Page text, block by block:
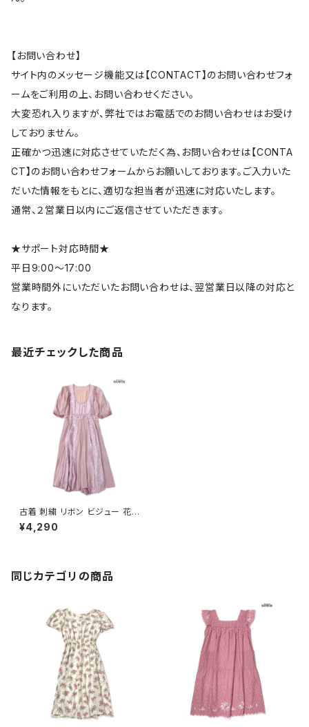
【お問い合わせ】
サイト内のメッセージ機能又は【CONTACT】のお問い合わせフォ
ームをご利用の上、お問い合わせください。
大変恐れ入りますが、弊社ではお電話でのお問い合わせはお受け
しておりません。
正確かつ迅速に対応させていただく為、お問い合わせは【CONTA
CT】のお問い合わせフォームからお願いしております。ご入力いた
だいた情報をもとに、適切な担当者が迅速に対応いたします。
通常、２営業日以内にご返信させていただきます。
★サポート対応時間★
平日9:00～17:00
営業時間外にいただいたお問い合わせは、翌営業日以降の対応と
なります。
最近チェックした商品
古着 刺繍 リボン ビジュー 花柄
コットン ロング丈 半袖 ワンピー
ス ピンク (otu2504057)
¥4,290
同じカテゴリの商品